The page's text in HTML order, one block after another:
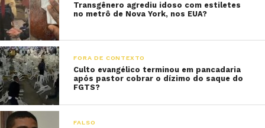
Transgênero agrediu idoso com estiletes
no metrô de Nova York, nos EUA?
FORA DE CONTEXTO
Culto evangélico terminou em pancadaria
após pastor cobrar o dízimo do saque do
FGTS?
FALSO